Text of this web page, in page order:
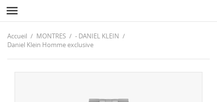

Accueil MONTRES
- DANIEL KLEIN
Daniel Klein Homme exclusive